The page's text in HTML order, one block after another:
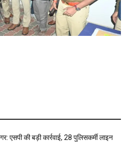
एसपी की बड़ी कार्रवाई, 28 पुलिसकर्मी लाइन